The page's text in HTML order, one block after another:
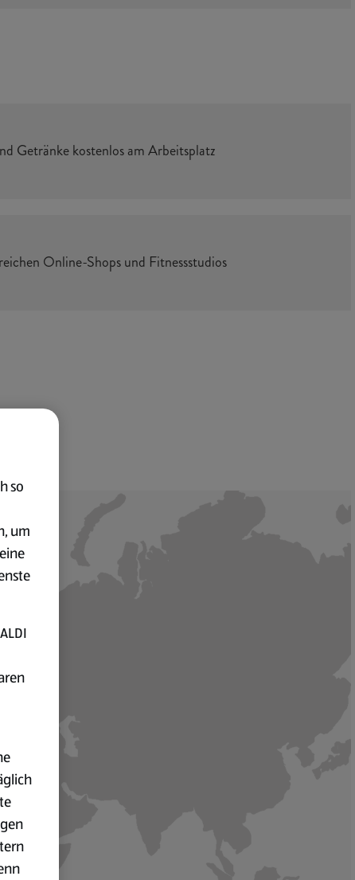
Getränke kostenlos am Arbeitsplatz
Online-Shops und Fitnessstudios
so
um